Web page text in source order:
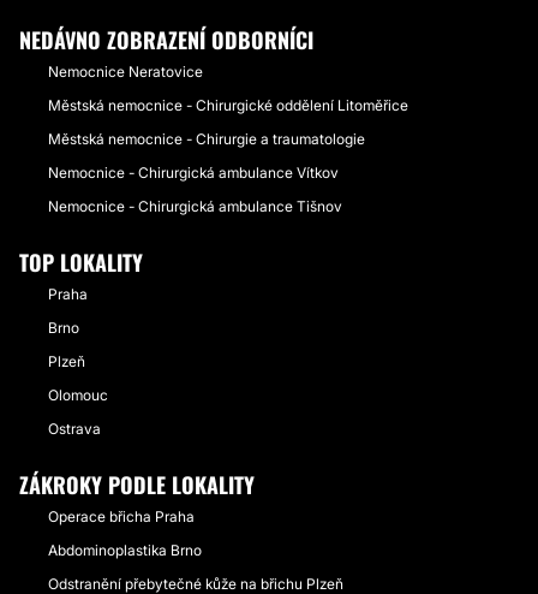
NEDÁVNO ZOBRAZENÍ ODBORNÍCI
Nemocnice Neratovice
Městská nemocnice - Chirurgické oddělení Litoměřice
Městská nemocnice - Chirurgie a traumatologie
Nemocnice - Chirurgická ambulance Vítkov
Nemocnice - Chirurgická ambulance Tišnov
TOP LOKALITY
Praha
Brno
Plzeň
Olomouc
Ostrava
ZÁKROKY PODLE LOKALITY
Operace břicha Praha
Abdominoplastika Brno
Odstranění přebytečné kůže na břichu Plzeň